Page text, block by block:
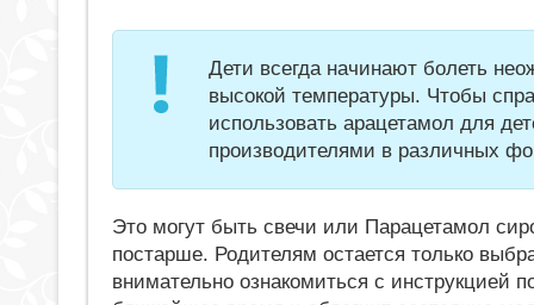
Дети всегда начинают болеть
высокой температуры. Чтобы
использовать арацетамол для
производителями в различных
Это могут быть свечи или Парацетамол
постарше. Родителям остается только
внимательно ознакомиться с инструкцией